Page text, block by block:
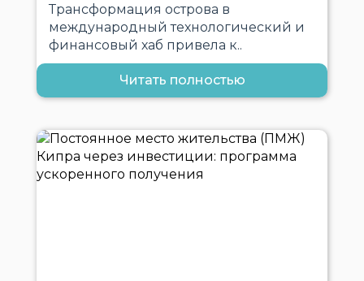
Трансформация острова в
международный технологический и
финансовый хаб привела к..
Читать полностью